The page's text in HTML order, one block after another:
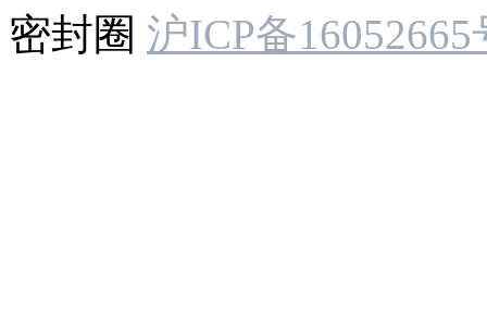
密封圈 沪ICP备16052665